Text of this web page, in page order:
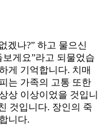
겠나?” 하고 물으신
게요”라고 되물었습
게 기억합니다. 치매
는 가족의 고통 또한
상 이상이었을 것입니
것입니다. 장인의 죽
니다.